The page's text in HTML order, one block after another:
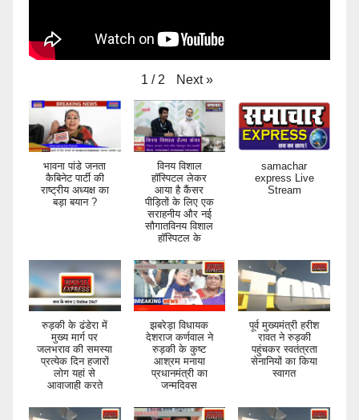
1 / 2 Next »
भावना पांडे जनता
कैबिनेट पार्टी की
राष्ट्रीय अध्यक्ष का
बड़ा बयान ?
विनय विशाल
हॉस्पिटल लेकर
आया है कैंसर
पीड़ितों के लिए एक
सराहनीय और नई
सौगातविनय विशाल
हॉस्पिटल के
samachar
express Live
Stream
रुड़की के ढंडेरा में
मुख्य मार्ग पर
जलभराव की समस्या
प्रत्येक दिन हजारों
लोग यहां से
आवाजाही करते
झबरेड़ा विधायक
देशराज कर्णवाल ने
रुड़की के कुष्ट
आश्रम मनाया
प्रधानमंत्री का
जन्मदिवस
पूर्व मुख्यमंत्री हरीश
रावत ने रुड़की
पहुंचकर स्वतंत्रता
सेनानियों का किया
स्वागत